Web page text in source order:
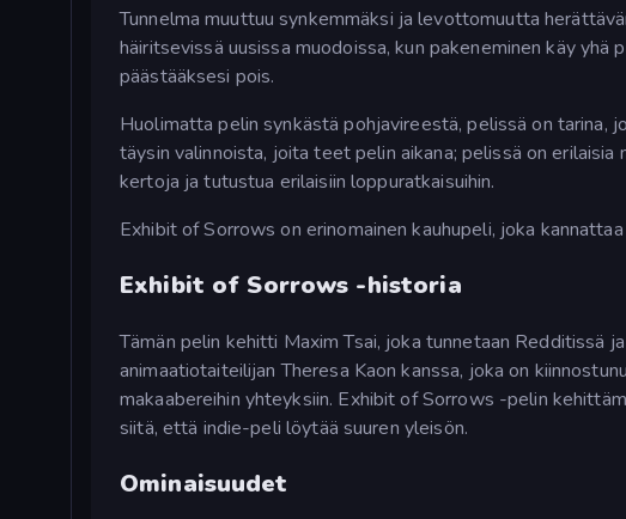
Tunnelma muuttuu synkemmäksi ja levottomuutta
häiritsevissä uusissa muodoissa, kun pakeneminen käy yhä
päästääksesi pois.
Huolimatta pelin synkästä pohjavireestä, pelissä on tarina,
täysin valinnoista, joita teet pelin aikana; pelissä on
kertoja ja tutustua erilaisiin loppuratkaisuihin.
Exhibit of Sorrows on erinomainen kauhupeli, joka
Exhibit of Sorrows -historia
Tämän pelin kehitti Maxim Tsai, joka tunnetaan Redditissä
animaatiotaiteilijan Theresa Kaon kanssa, joka on
makaabereihin yhteyksiin. Exhibit of Sorrows -pelin
siitä, että indie-peli löytää suuren yleisön.
Ominaisuudet